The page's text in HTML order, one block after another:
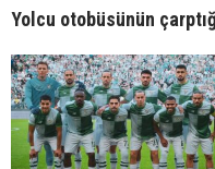
Yolcu otobüsünün